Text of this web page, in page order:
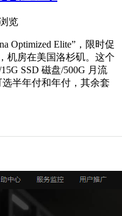
览
Optimized Elite”，限时促
机房在美国洛杉矶。这个
SSD 磁盘/500G 月流
半年付和年付，其余套